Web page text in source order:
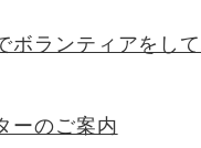
ボランティアをし
ーのご案内